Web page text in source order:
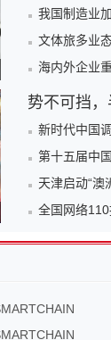
我国制造业
文体旅多业
海内外企业
势不可挡
新时代中国
第十五届中
天津启动“澳
全国网络